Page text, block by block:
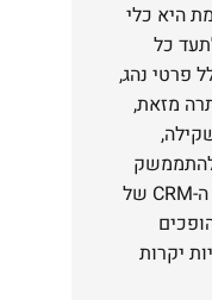
היא כלי
כל
פרטי נהג,
מזאת,
ישירות למערכת ה-ERP או ה-CRM של
יקרות